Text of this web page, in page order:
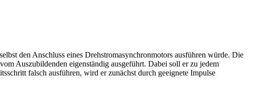
den Anschluss eines Drehstromasynchronmotors ausführen würde. Die
Auszubildenden eigenständig ausgeführt. Dabei soll er zu jedem
falsch ausführen, wird er zunächst durch geeignete Impulse